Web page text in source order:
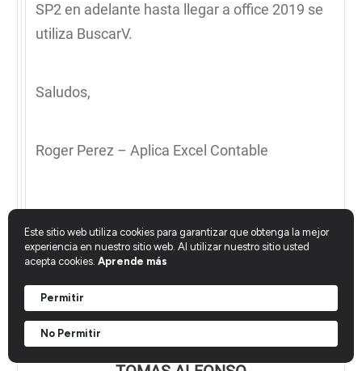
Este sitio web utiliza cookies para garantizar que obtenga la mejor
experiencia en nuestro sitio web. Al utilizar nuestro sitio usted
acepta cookies. Aprende más
Permitir
No Permitir
SP2 en adelante hasta llegar a office 2019 se
utiliza BuscarV.
Saludos,
Roger Perez – Aplica Excel Contable
Responder a Roger Perez